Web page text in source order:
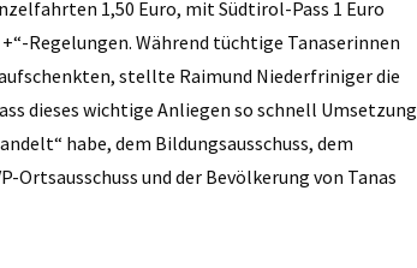
1,50 Euro, mit Südtirol-Pass 1 Euro
Regelungen. Während tüchtige Tanaserinnen
stellte Raimund Niederfriniger die
dieses wichtige Anliegen so schnell Umsetzung
habe, dem Bildungsausschuss, dem
Ortsausschuss und der Bevölkerung von Tanas